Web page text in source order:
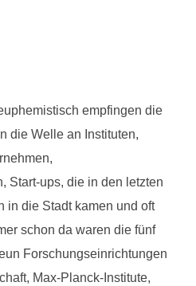
empfingen die
die Welle an Instituten,
Start-ups, die in den letzten
in die Stadt kamen und oft
schon da waren die fünf
Forschungseinrichtungen
Max-Planck-Institute,